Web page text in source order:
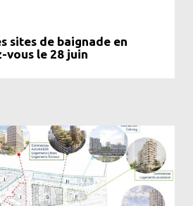
sites de baignade en
vous le 28 juin